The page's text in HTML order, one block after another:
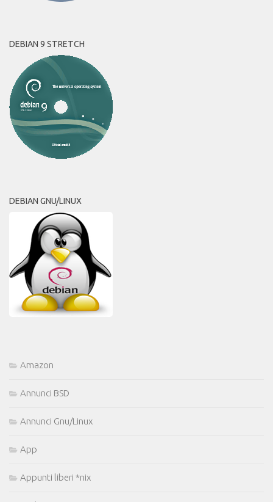
DEBIAN 9 STRETCH
DEBIAN GNU/LINUX
Amazon
Annunci BSD
Annunci Gnu/Linux
App
Appunti liberi *nix